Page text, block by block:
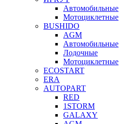
Автомобильные
Мотоциклетные
BUSHIDO
AGM
Автомобильные
Лодочные
Мотоциклетные
ECOSTART
ERA
AUTOPART
RED
1STORM
GALAXY